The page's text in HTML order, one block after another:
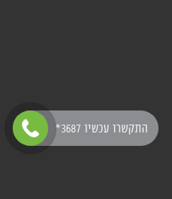
*התקשרו עכשיו 3687